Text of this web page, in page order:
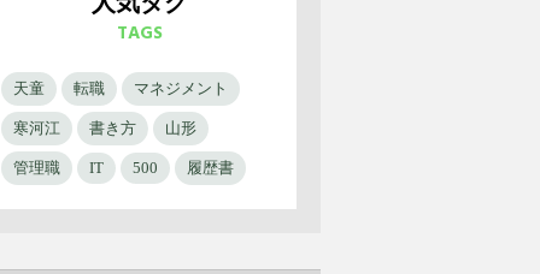
TAGS
天童 転職 マネジメント
寒河江 書き方 山形
管理職 IT 500 履歴書